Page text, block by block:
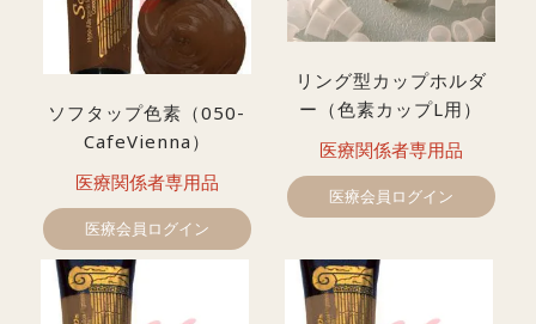
ソフタップ色素（050-
CafeVienna）
医療関係者専用品
医療会員ログイン
リング型カップホルダ
ー（色素カップL用）
医療関係者専用品
医療会員ログイン